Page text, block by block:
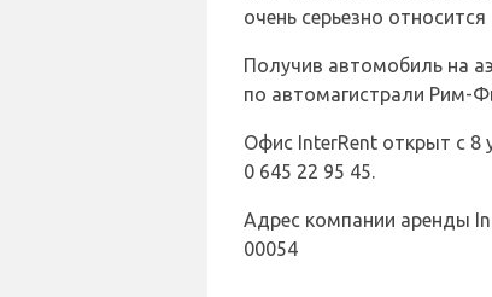
очень серьезно
Получив автомобиль на
по автомагистрали Рим-
Офис InterRent открыт с 8
0 645 22 95 45.
Адрес компании аренды
00054